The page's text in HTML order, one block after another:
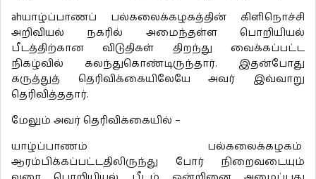
ahயாழ்ப்பாணப் பல்கலைக்கழகத்தின் கிளிநொச்சி
அறிவியல் நகரில் அமைந்தள்ள பொறியியல்
பீடத்திற்கான விடுதிகள் திறந்து வைக்கப்பட்ட
நிகழ்வில் கலந்துகொண்டிருந்தார். இதன்போது
கருத்துத் தெரிவிக்கையிலேயே அவர் இவ்வாறு
தெரிவித்ததார்.
மேலும் அவர் தெரிவிக்கையில் –
யாழ்ப்பாணம் பல்கலைக்கழகம்
ஆரம்பிக்கப்பட்டதிலிருந்து போர் நிறைவடையும்